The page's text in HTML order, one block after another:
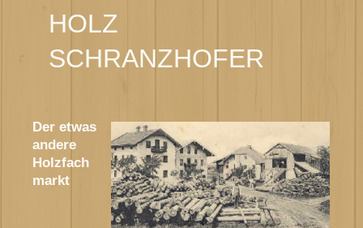
HOLZ
SCHRANZHOFER
Der etwas
andere
Holzfach
markt